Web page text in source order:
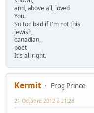
and, above all, loved
You.
So too bad if I'm not this
jewish,
canadian,
poet
It's all right.
Kermit
Frog Prince
21 Octobre 2012 à 21:28